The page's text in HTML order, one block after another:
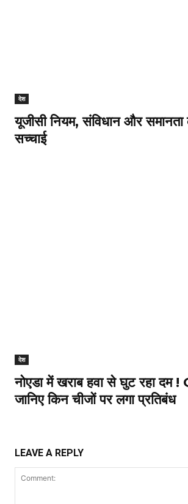
देश
यूजीसी नियम, संविधान और
सच्चाई
देश
नोएडा में खराब हवा से घुट रहा दम
जानिए किन चीजों पर लगा प्रतिबंध
LEAVE A REPLY